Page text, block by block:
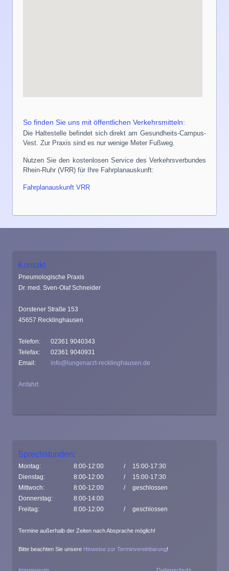
So finden Sie uns mit öffentlichen Verkehrsmitteln:
Die Haltestelle befindet sich direkt am Gesundheits-Campus-
Vest. Zur Praxis sind es nur wenige Meter Fußweg.
Nutzen Sie den kostenlosen Service des Verkehrsverbundes
Rhein-Ruhr (VRR) für Ihre Fahrplanauskunft:
Fahrplanauskunft VRR
Kontakt
Pneumologische Praxis
Dr. med. Sven-Olaf Schneider
Dorstener Straße 153
45657 Recklinghausen
Telefon:
02361 9040343
Telefax:
02361 9040931
Email:
info@lungenarzt-recklinghausen.de
Anfahrt
Sprechstunden:
Montag: 8:00-12:00 /
15:00-17:30
Dienstag:
8:00-12:00 /
15:00-17:30
Mittwoch:
8:00-12:00 /
geschlossen
Donnerstag:
8:00-14:00
Freitag:
8:00-12:00 / geschlossen
Termine außerhalb der Zeiten nach Absprache möglich!
Bitte beachten Sie unsere Hinweise zur Terminvereinbarung!